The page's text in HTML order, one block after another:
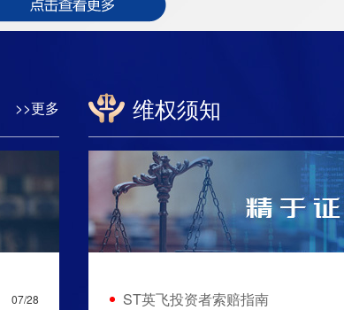
>>更多
07/28
维权须知
ST英飞投资者索赔指南